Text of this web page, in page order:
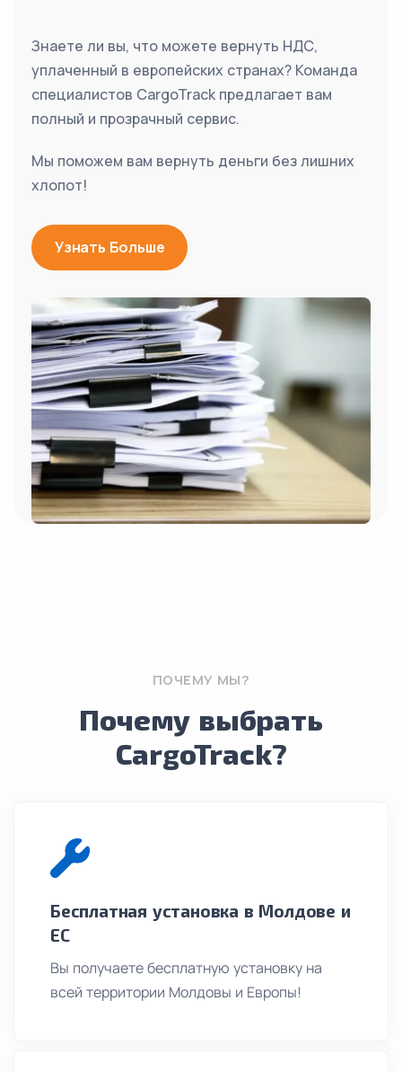
Знаете ли вы, что можете вернуть НДС,
уплаченный в европейских странах? Команда
специалистов CargoTrack предлагает вам
полный и прозрачный сервис.
Мы поможем вам вернуть деньги без лишних
хлопот!
Узнать Больше
ПОЧЕМУ МЫ?
Почему выбрать
CargoTrack?
Бесплатная установка в Молдове и
ЕС
Вы получаете бесплатную установку на
всей территории Молдовы и Европы!